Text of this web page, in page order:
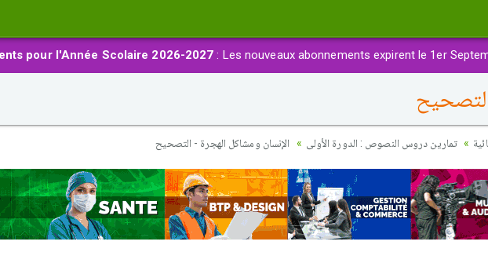
pour l'Année Scolaire 2026-2027 : Les nouveaux abonnements expirent le 1er
تمارين دروس النصوص : الدورة الأولى الإنسان ومشاكل الهجرة - التصحيح